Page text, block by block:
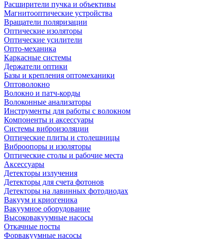
Расширители пучка и объективы
Магнитооптические устройства
Вращатели поляризации
Оптические изоляторы
Оптические усилители
Опто-механика
Каркасные системы
Держатели оптики
Базы и крепления оптомеханики
Оптоволокно
Волокно и патч-корды
Волоконные анализаторы
Инструменты для работы с волокном
Компоненты и аксессуары
Системы виброизоляции
Оптические плиты и столешницы
Виброопоры и изоляторы
Оптические столы и рабочие места
Аксессуары
Детекторы излучения
Детекторы для счета фотонов
Детекторы на лавинных фотодиодах
Вакуум и криогеника
Вакуумное оборудование
Высоковакуумные насосы
Откачные посты
Форвакуумные насосы